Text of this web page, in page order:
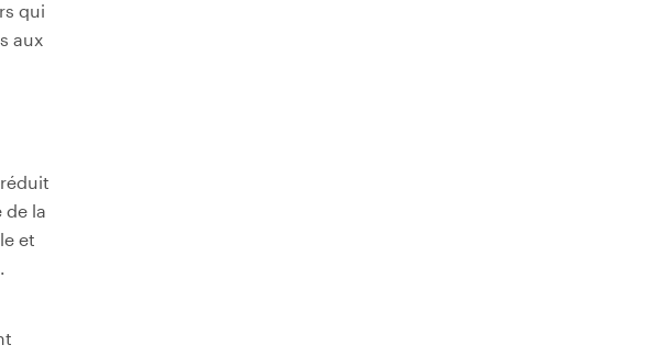
qui
aux
de la
et